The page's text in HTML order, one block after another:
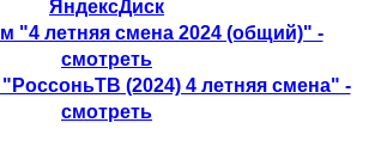
ЯндексДиск
"4 летняя смена 2024 (общий)" -
смотреть
(2024) 4 летняя смена" -
смотреть